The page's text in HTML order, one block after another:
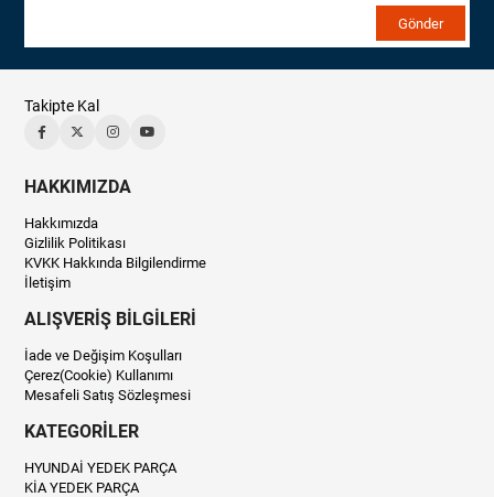
Gönder
Takipte Kal
HAKKIMIZDA
Hakkımızda
Gizlilik Politikası
KVKK Hakkında Bilgilendirme
İletişim
ALIŞVERİŞ BİLGİLERİ
İade ve Değişim Koşulları
Çerez(Cookie) Kullanımı
Mesafeli Satış Sözleşmesi
KATEGORİLER
HYUNDAİ YEDEK PARÇA
KİA YEDEK PARÇA